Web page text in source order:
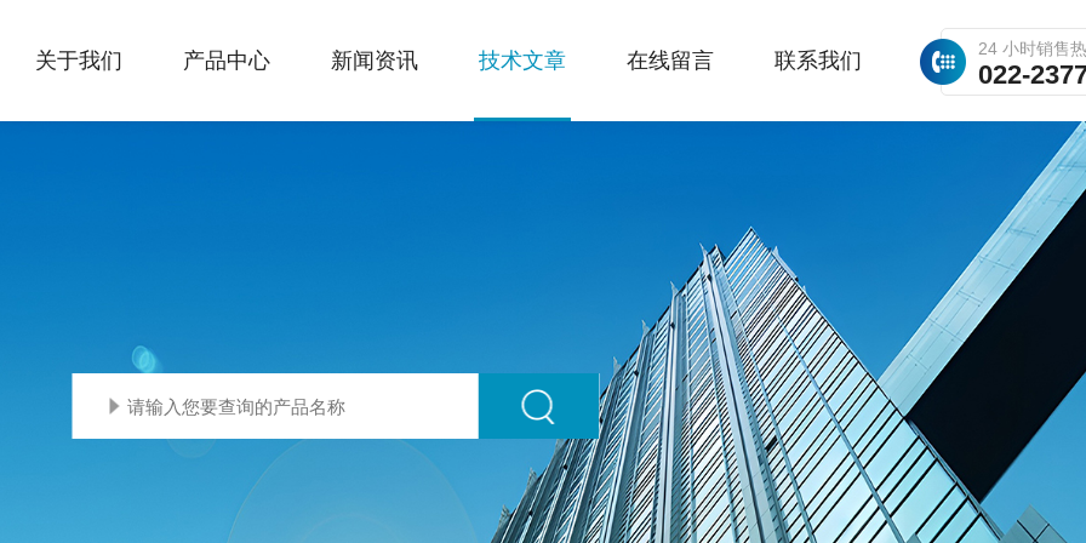
24 小时销售
022-
关于我们 产品中心 新闻资讯 技术文章 在线留言 联系我们